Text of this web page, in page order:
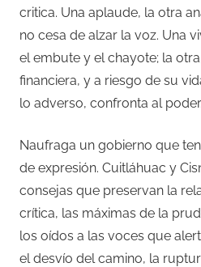
critica. Una aplaude, la otra
no cesa de alzar la voz. Una
el embute y el chayote; la
financiera, y a riesgo de su
lo adverso, confronta al poder.
Naufraga un gobierno que
de expresión. Cuitláhuac y
consejas que preservan la
crítica, las máximas de la
los oídos a las voces que
el desvío del camino, la